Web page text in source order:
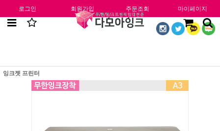
로그인 회원가입 주문조회 마이페이지
잉크젯 프린터